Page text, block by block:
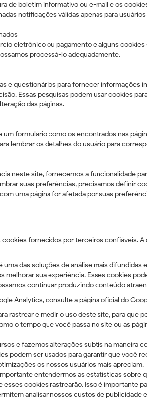
de boletim informativo ou e-mail e os
notificações válidas apenas para
eletrônico ou pagamento e alguns cookies
processá-lo adequadamente.
e questionários para fornecer informações
Essas pesquisas podem usar cookies
das páginas.
um formulário como os encontrados nas
lembrar os detalhes do usuário para
neste site, fornecemos a funcionalidade
suas preferências, precisamos definir
uma página for afetada por suas
cookies fornecidos por terceiros confiáveis.
uma das soluções de análise mais difundidas
melhorar sua experiência. Esses cookies
continuar produzindo conteúdo
Analytics, consulte a página oficial do
rastrear e medir o uso deste site, para que
o tempo que você passa no site ou as
e fazemos alterações subtis na maneira
podem ser usados ​​para garantir que você
os nossos usuários mais apreciam.
entendermos as estatísticas sobre
esses cookies rastrearão. Isso é importante
analisar nossos custos de publicidade